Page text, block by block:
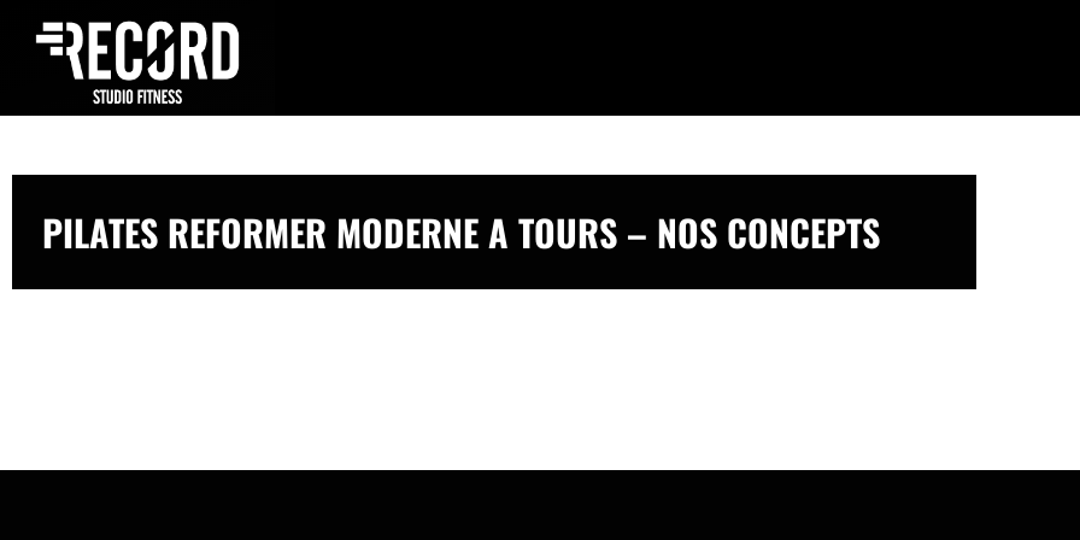
PILATES REFORMER MODERNE A TOURS – NOS CONCEPTS